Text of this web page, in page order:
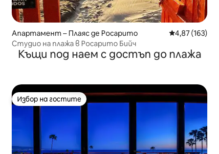
Апартамент – Плаяс де Росарито Средна
4,87 (163)
Студио на плажа в Росарито Бийч
Къщи под наем с достъп до плажа
Избор на гостите
Избор на гостите